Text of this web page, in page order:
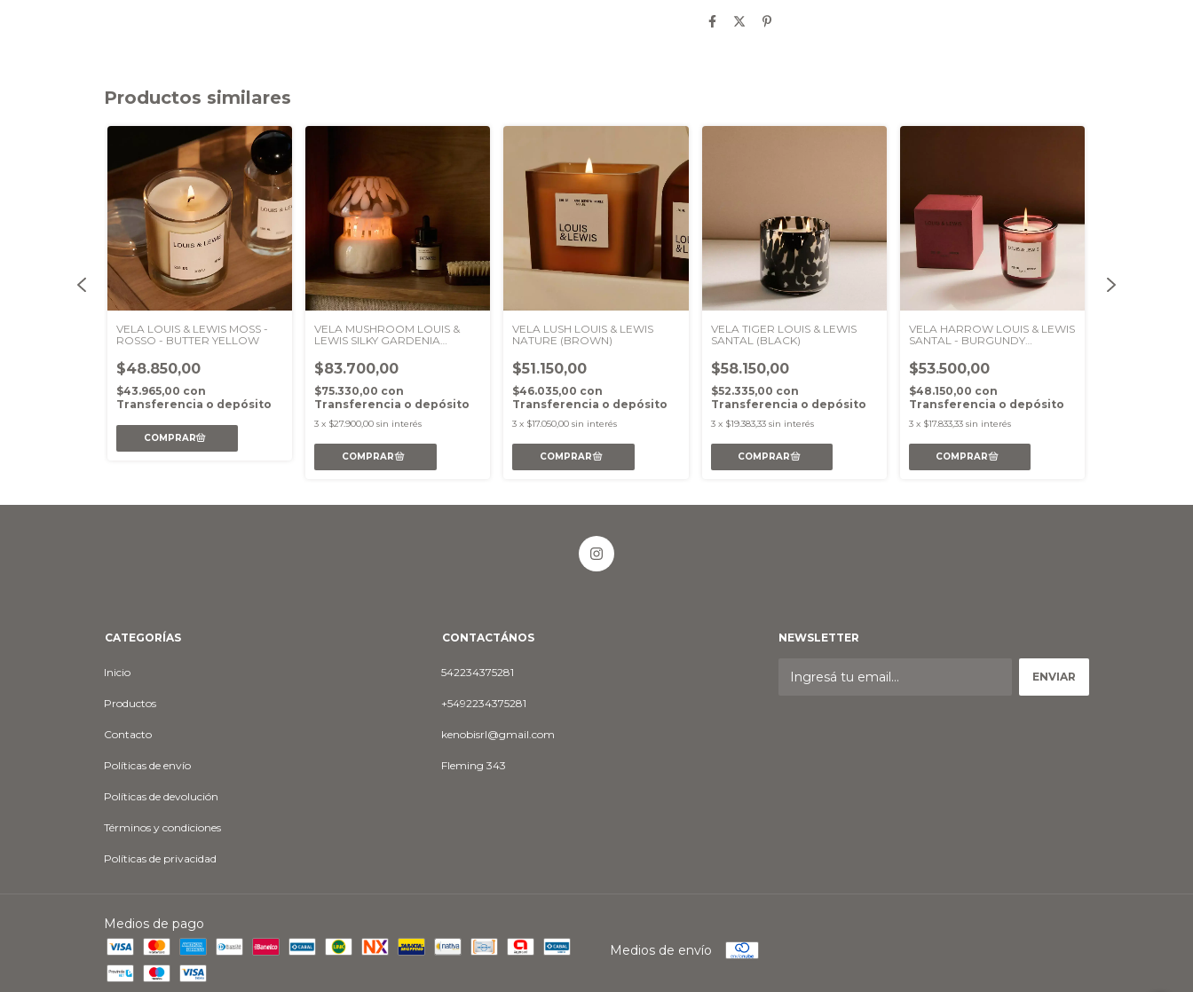
Productos similares
VELA LOUIS & LEWIS MOSS -
ROSSO - BUTTER YELLOW
$48.850,00
$43.965,00 con
Transferencia o depósito
VELA MUSHROOM LOUIS &
LEWIS SILKY GARDENIA
$83.700,00
$75.330,00 con
Transferencia o depósito
3 x $27.900,00 sin interés
VELA LUSH LOUIS & LEWIS
NATURE (BROWN)
$51.150,00
$46.035,00 con
Transferencia o depósito
3 x $17.050,00 sin interés
VELA TIGER LOUIS & LEWIS
SANTAL (BLACK)
$58.150,00
$52.335,00 con
Transferencia o depósito
3 x $19.383,33 sin interés
VELA HARROW LOUIS & LEWIS
SANTAL - BURGUNDY
$53.500,00
$48.150,00 con
Transferencia o depósito
3 x $17.833,33 sin interés
CATEGORÍAS
Inicio
Productos
Contacto
Políticas de envío
Políticas de devolución
Términos y condiciones
Políticas de privacidad
CONTACTÁNOS
542234375281
+5492234375281
kenobisrl@gmail.com
Fleming 343
NEWSLETTER
Medios de pago
Medios de envío